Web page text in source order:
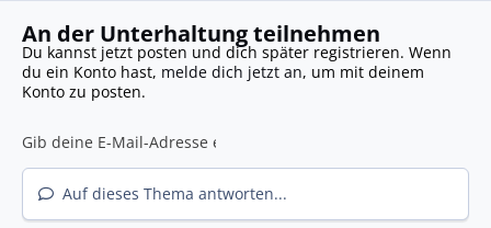
An der Unterhaltung teilnehmen
Du kannst jetzt posten und dich später registrieren. Wenn
du ein Konto hast, melde dich jetzt an, um mit deinem
Konto zu posten.
Auf dieses Thema antworten...